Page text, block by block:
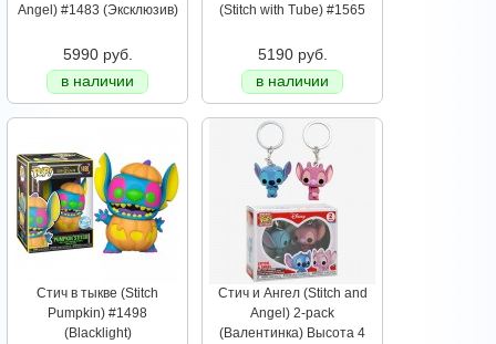
Angel) #1483 (Эксклюзив)
5990 руб.
в наличии
(Stitch with Tube) #1565
5190 руб.
в наличии
Стич в тыкве (Stitch
Pumpkin) #1498
(Blacklight)
Стич и Ангел (Stitch and
Angel) 2-pack
(Валентинка) Высота 4